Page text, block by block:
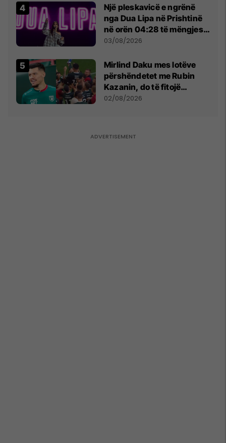
Një pleskavicë e ngrënë
nga Dua Lipa në Prishtinë
në orën 04:28 të mëngjesit
- dhe bota digjitale serbe
03/08/2026
Mirlind Daku mes lotëve
përshëndetet me Rubin
Kazanin, do të fitojë
miliona te Spartak Moska
02/08/2026